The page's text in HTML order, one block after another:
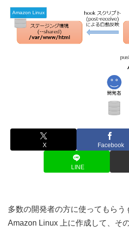
Amazon Linux
X Facebook
LINE
多数の開発者の方に使ってもらう
Amazon Linux 上に作成して、そ